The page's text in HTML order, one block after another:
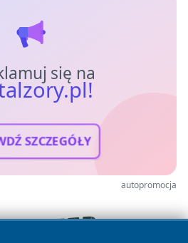
się na
SZCZEGÓŁY
autopromocja